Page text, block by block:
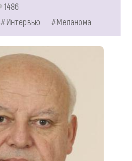
1486
#Интервью #Меланома